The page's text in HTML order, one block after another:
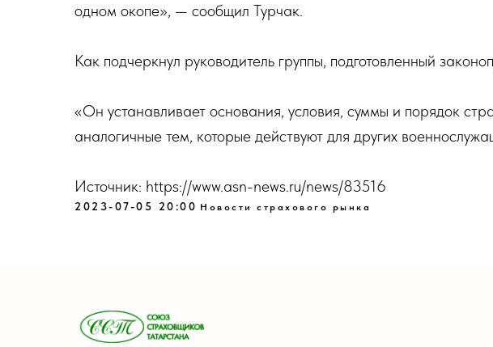
одном окопе», — сообщил Турчак.
Как подчеркнул руководитель группы, подготовленный
«Он устанавливает основания, условия, суммы и порядок
аналогичные тем, которые действуют для других
Источник: https://www.asn-news.ru/news/83516
2023-07-05 20:00 Новости страхового рынка